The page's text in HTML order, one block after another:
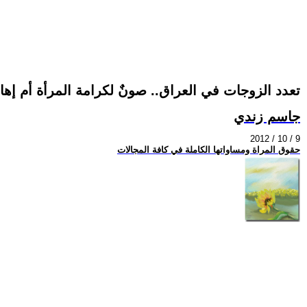
تعدد الزوجات في العراق.. صونٌ لكرامة المرأة أم
جاسم زندي
2012 / 10 / 9
حقوق المراة ومساواتها الكاملة في كافة المجالات